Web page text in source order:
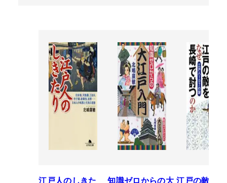
江戸人のしきた 知識ゼロからの大 江戸の敵を